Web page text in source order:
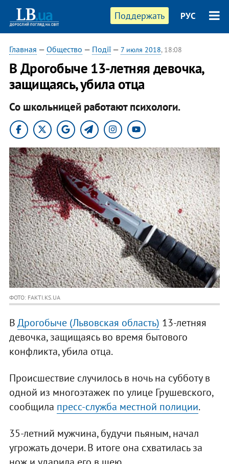
Поддержать РУС
Главная — Общество — Події— 7 июля 2018, 18:08
​В Дрогобыче 13-летняя девочка,
защищаясь, убила отца
Со школьницей работают психологи.
ФОТО: FAKTI.KS.UA
ВДрогобыче (Львовская область) 13-летняя
девочка, защищаясь во время бытового
конфликта, убила отца.
Происшествие случилось в ночь на субботу в
одной из многоэтажек по улице Грушевского,
сообщила пресс-служба местной полиции.
35-летний мужчина, будучи пьяным, начал
угрожать дочери. В итоге она схватилась за